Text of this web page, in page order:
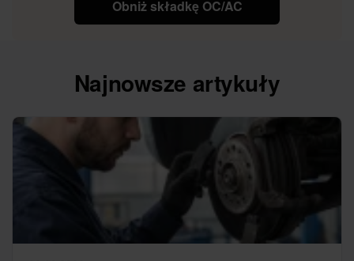
Obniż składkę OC/AC
Najnowsze artykuły